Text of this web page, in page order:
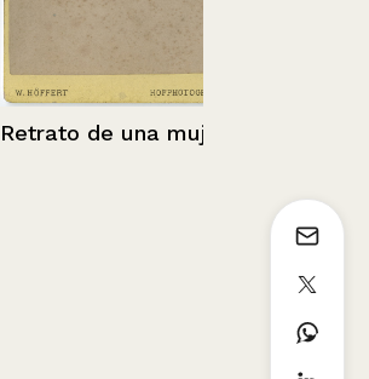
de una mujer